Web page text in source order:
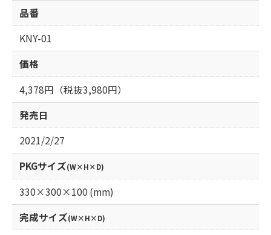
品番
KNY-01
価格
4,378円（税抜3,980円）
発売日
2021/2/27
PKGサイズ(W×H×D)
330×300×100 (mm)
完成サイズ(W×H×D)